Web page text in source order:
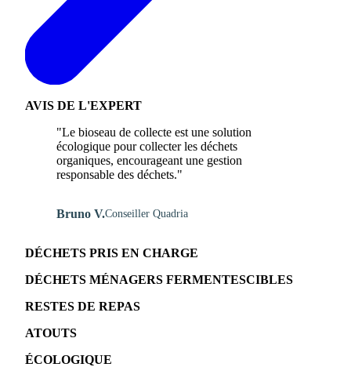
AVIS DE L'EXPERT
"Le bioseau de collecte est une solution
écologique pour collecter les déchets
organiques, encourageant une gestion
responsable des déchets."
Bruno V.Conseiller Quadria
DÉCHETS PRIS EN CHARGE
DÉCHETS MÉNAGERS FERMENTESCIBLES
RESTES DE REPAS
ATOUTS
ÉCOLOGIQUE